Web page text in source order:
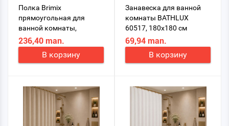
Полка Brimix
прямоугольная для
ванной комнаты,
стеклянная
трехъярусная, арт. 3522
236,40 man.
В корзину
Занавеска для ванной
комнаты BATHLUX
60517, 180x180 см
69,94 man.
В корзину